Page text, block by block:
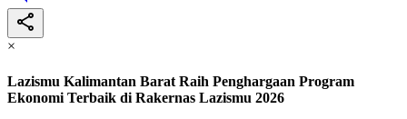
×
Lazismu Kalimantan Barat Raih Penghargaan Program
Ekonomi Terbaik di Rakernas Lazismu 2026